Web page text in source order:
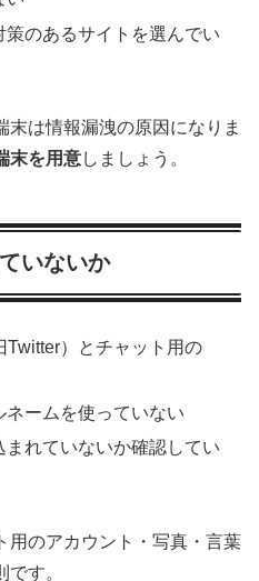
のあるサイトを選んでい
末は情報漏洩の原因になりま
末を用意しましょう。
いないか
Twitter）とチャット用の
ネームを使っていない
れていないか確認してい
用のアカウント・写真・言葉
す。